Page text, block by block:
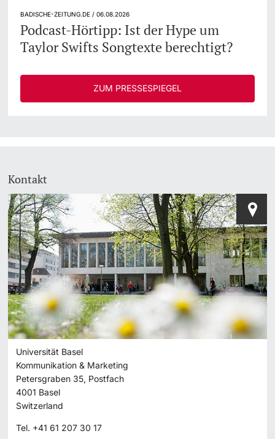
BADISCHE-ZEITUNG.DE / 06.08.2026
Podcast-Hörtipp: Ist der Hype um
Taylor Swifts Songtexte berechtigt?
ZUM PRESSESPIEGEL
Kontakt
Universität Basel
Kommunikation & Marketing
Petersgraben 35, Postfach
4001 Basel
Switzerland
Tel. +41 61 207 30 17